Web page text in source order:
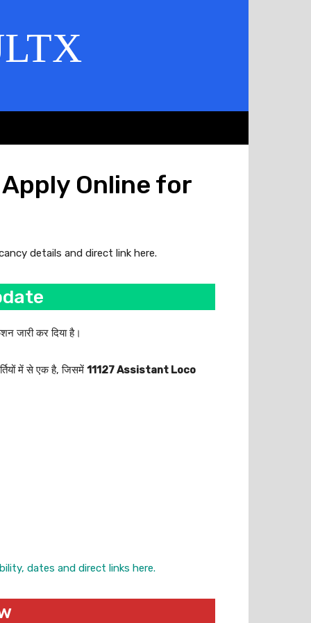
Online for
details and direct link here.
जारी कर दिया है।
में से एक है, जिसमें 11127 Assistant Loco
dates and direct links here.